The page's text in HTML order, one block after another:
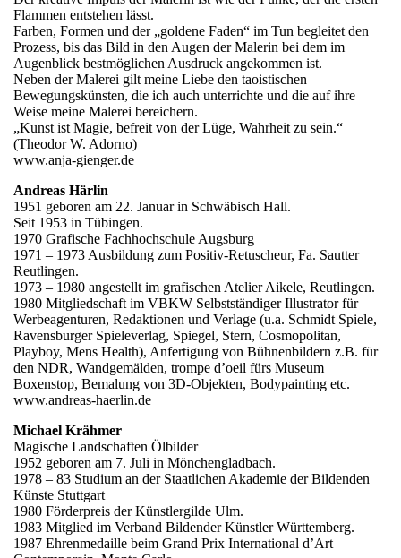
Flammen entstehen lässt.
Farben, Formen und der „goldene Faden“ im Tun begleitet den
Prozess, bis das Bild in den Augen der Malerin bei dem im
Augenblick bestmöglichen Ausdruck angekommen ist.
Neben der Malerei gilt meine Liebe den taoistischen
Bewegungskünsten, die ich auch unterrichte und die auf ihre
Weise meine Malerei bereichern.
„Kunst ist Magie, befreit von der Lüge, Wahrheit zu sein.“
(Theodor W. Adorno)
www.anja-gienger.de
Andreas Härlin
1951 geboren am 22. Januar in Schwäbisch Hall.
Seit 1953 in Tübingen.
1970 Grafische Fachhochschule Augsburg
1971 – 1973 Ausbildung zum Positiv-Retuscheur, Fa. Sautter
Reutlingen.
1973 – 1980 angestellt im grafischen Atelier Aikele, Reutlingen.
1980 Mitgliedschaft im VBKW Selbstständiger Illustrator für
Werbeagenturen, Redaktionen und Verlage (u.a. Schmidt Spiele,
Ravensburger Spieleverlag, Spiegel, Stern, Cosmopolitan,
Playboy, Mens Health), Anfertigung von Bühnenbildern z.B. für
den NDR, Wandgemälden, trompe d’oeil fürs Museum
Boxenstop, Bemalung von 3D-Objekten, Bodypainting etc.
www.andreas-haerlin.de
Michael Krähmer
Magische Landschaften Ölbilder
1952 geboren am 7. Juli in Mönchengladbach.
1978 – 83 Studium an der Staatlichen Akademie der Bildenden
Künste Stuttgart
1980 Förderpreis der Künstlergilde Ulm.
1983 Mitglied im Verband Bildender Künstler Württemberg.
1987 Ehrenmedaille beim Grand Prix International d’Art